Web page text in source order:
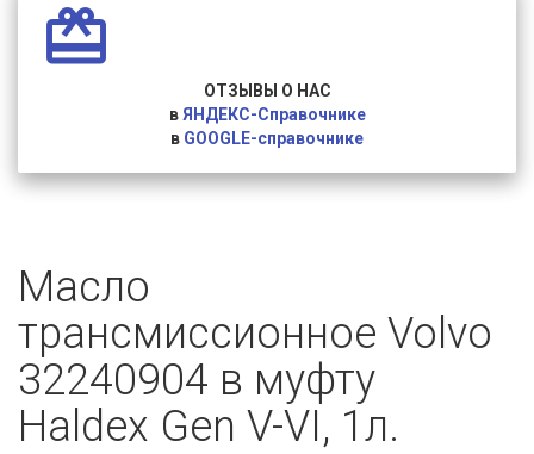

ОТЗЫВЫ О НАС
вЯНДЕКС-Справочнике
в GOOGLE-справочнике
Масло
трансмиссионное Volvo
32240904 в муфту
Haldex Gen V-VI, 1л.